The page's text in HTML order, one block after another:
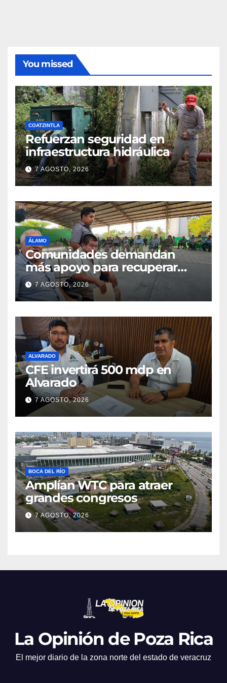
You missed
COATZINTLA
Refuerzan seguridad en
infraestructura hidráulica
7 AGOSTO, 2026
ÁLAMO
Comunidades demandan
más apoyo para recuperar
parcelas
7 AGOSTO, 2026
ALVARADO
CFE invertirá 500 mdp en
Alvarado
7 AGOSTO, 2026
BOCA DEL RÍO
Amplían WTC para atraer
grandes congresos
7 AGOSTO, 2026
La Opinión de Poza Rica
El mejor diario de la zona norte del estado de veracruz